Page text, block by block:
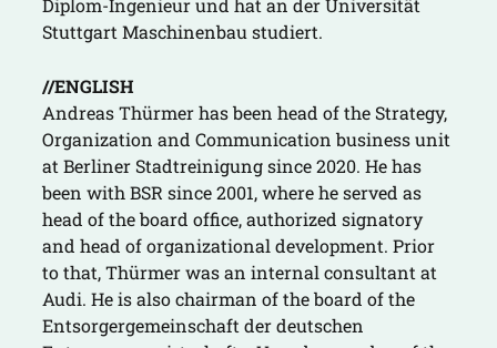
Diplom-Ingenieur und hat an der Universität
Stuttgart Maschinenbau studiert.
//ENGLISH
Andreas Thürmer has been head of the Strategy,
Organization and Communication business unit
at Berliner Stadtreinigung since 2020. He has
been with BSR since 2001, where he served as
head of the board office, authorized signatory
and head of organizational development. Prior
to that, Thürmer was an internal consultant at
Audi. He is also chairman of the board of the
Entsorgergemeinschaft der deutschen